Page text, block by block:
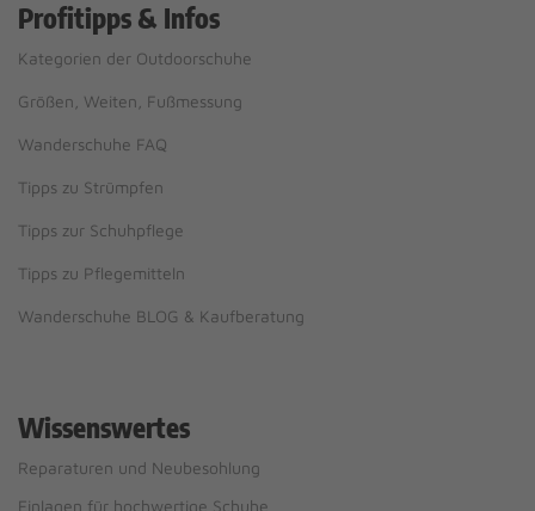
Profitipps & Infos
Kategorien der Outdoorschuhe
Größen, Weiten, Fußmessung
Wanderschuhe FAQ
Tipps zu Strümpfen
Tipps zur Schuhpflege
Tipps zu Pflegemitteln
Wanderschuhe BLOG & Kaufberatung
Wissenswertes
Reparaturen und Neubesohlung
Einlagen für hochwertige Schuhe